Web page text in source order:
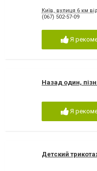
Київ, вулиця 6 км
(067) 502-57-09
Я
Назад один,
Я
Детский